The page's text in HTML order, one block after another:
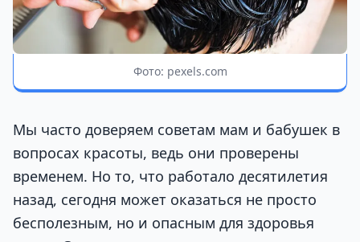
Фото: pexels.com
Мы часто доверяем советам мам и бабушек в
вопросах красоты, ведь они проверены
временем. Но то, что работало десятилетия
назад, сегодня может оказаться не просто
бесполезным, но и опасным для здоровья